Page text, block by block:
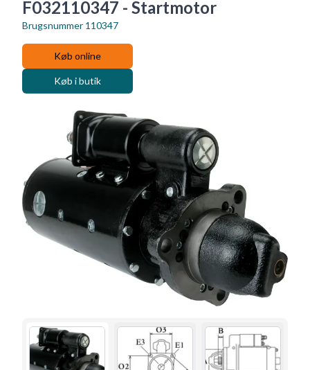
F032110347 - Startmotor
Brugsnummer 110347
Køb online
Køb i butik